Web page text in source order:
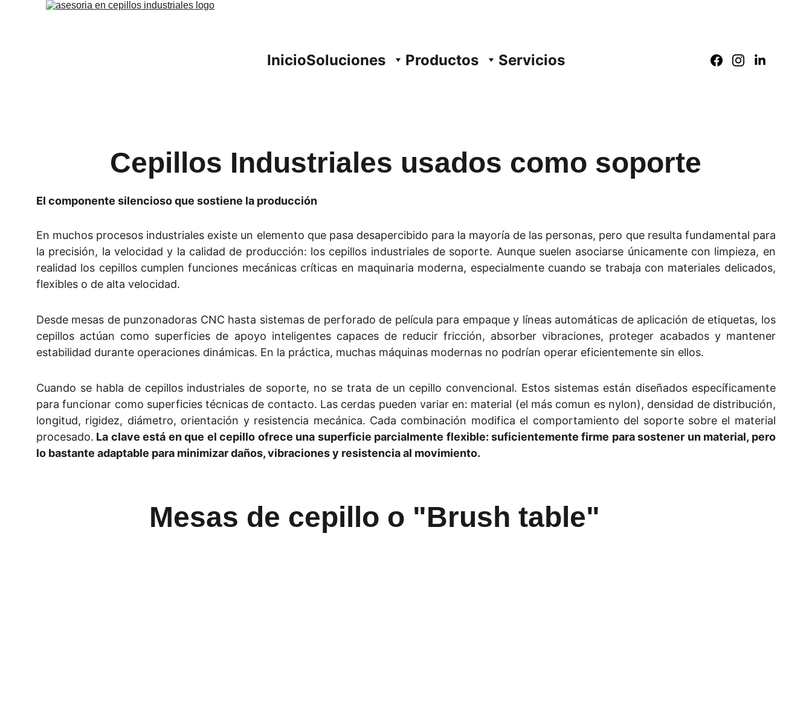
InicioSoluciones Productos Servicios
El componente silencioso que sostiene la producción
En muchos procesos industriales existe un elemento que pasa desapercibido para la mayoría de las personas, pero que resulta fundamental para
la precisión, la velocidad y la calidad de producción: los cepillos industriales de soporte. Aunque suelen asociarse únicamente con limpieza, en
realidad los cepillos cumplen funciones mecánicas críticas en maquinaria moderna, especialmente cuando se trabaja con materiales delicados,
flexibles o de alta velocidad.
Desde mesas de punzonadoras CNC hasta sistemas de perforado de película para empaque y líneas automáticas de aplicación de etiquetas, los
cepillos actúan como superficies de apoyo inteligentes capaces de reducir fricción, absorber vibraciones, proteger acabados y mantener
estabilidad durante operaciones dinámicas. En la práctica, muchas máquinas modernas no podrían operar eficientemente sin ellos.
Cuando se habla de cepillos industriales de soporte, no se trata de un cepillo convencional. Estos sistemas están diseñados específicamente
para funcionar como superficies técnicas de contacto. Las cerdas pueden variar en: material (el más comun es nylon), densidad de distribución,
longitud, rigidez, diámetro, orientación y resistencia mecánica. Cada combinación modifica el comportamiento del soporte sobre el material
procesado. La clave está en que el cepillo ofrece una superficie parcialmente flexible: suficientemente firme para sostener un material, pero
lo bastante adaptable para minimizar daños, vibraciones y resistencia al movimiento.
Mesas de cepillo o "Brush table"
Cepillos Industriales usados como soporte